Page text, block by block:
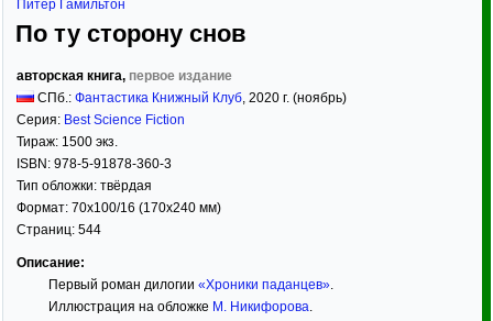
Питер Гамильтон
По ту сторону снов
авторская книга, первое издание
СПб.: Фантастика Книжный Клуб 2020 г. (ноябрь)
Серия: Best Science Fiction
Тираж: 1500 экз.
ISBN: 978-5-91878-360-3
Тип обложки: твёрдая
Формат: 70x100/16 (170x240 мм)
Страниц: 544
Описание:
Первый роман дилогии «Хроники паданцев».
Иллюстрация на обложке М. Никифорова